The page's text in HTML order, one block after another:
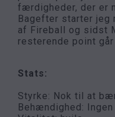
færdigheder, der er
Bagefter starter
af Fireball og sidst
resterende point
Stats:
Styrke: Nok til at
Behændighed: Ingen